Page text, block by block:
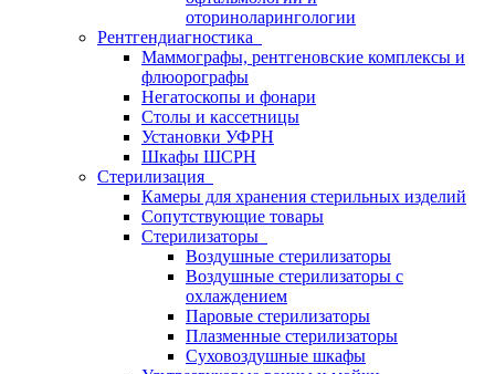
оториноларингологии
Рентгендиагностика
Маммографы, рентгеновские комплексы и
флюорографы
Негатоскопы и фонари
Столы и кассетницы
Установки УФРН
Шкафы ШСРН
Стерилизация
Камеры для хранения стерильных изделий
Сопутствующие товары
Стерилизаторы
Воздушные стерилизаторы
Воздушные стерилизаторы с
охлаждением
Паровые стерилизаторы
Плазменные стерилизаторы
Суховоздушные шкафы